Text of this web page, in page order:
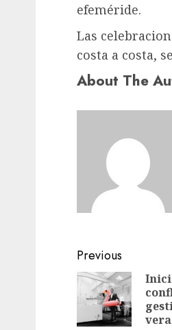
efeméride.
Las
costa a costa,
About The
Previous